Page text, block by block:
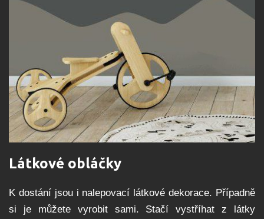
Látkové obláčky
K dostání jsou i nalepovací látkové dekorace. Případně
si je můžete vyrobit sami. Stačí vystříhat z látky